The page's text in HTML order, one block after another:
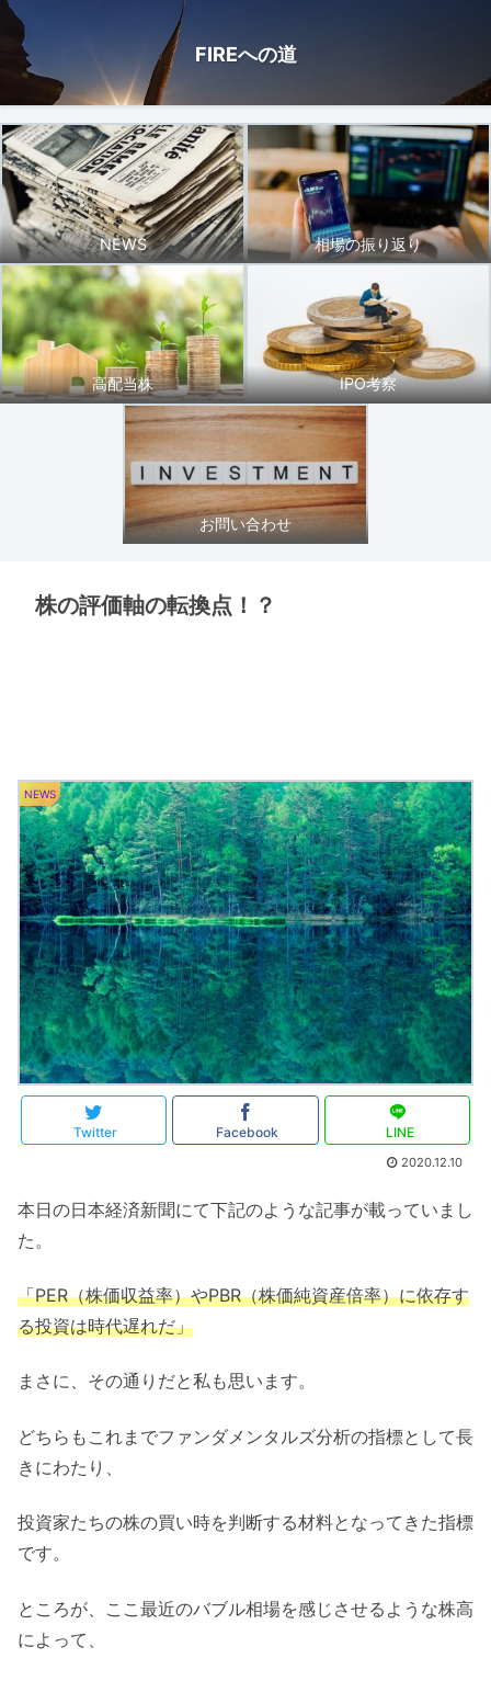
FIREへの道
NEWS 相場の振り返り
高配当株 IPO考察
お問い合わせ
株の評価軸の転換点！？
NEWS
Twitter Facebook LINE
2020.12.10
本日の日本経済新聞にて下記のような記事が載っていまし
た。
「PER（株価収益率）やPBR（株価純資産倍率）に依存す
る投資は時代遅れだ」
まさに、その通りだと私も思います。
どちらもこれまでファンダメンタルズ分析の指標として長
きにわたり、
投資家たちの株の買い時を判断する材料となってきた指標
です。
ところが、ここ最近のバブル相場を感じさせるような株高
によって、